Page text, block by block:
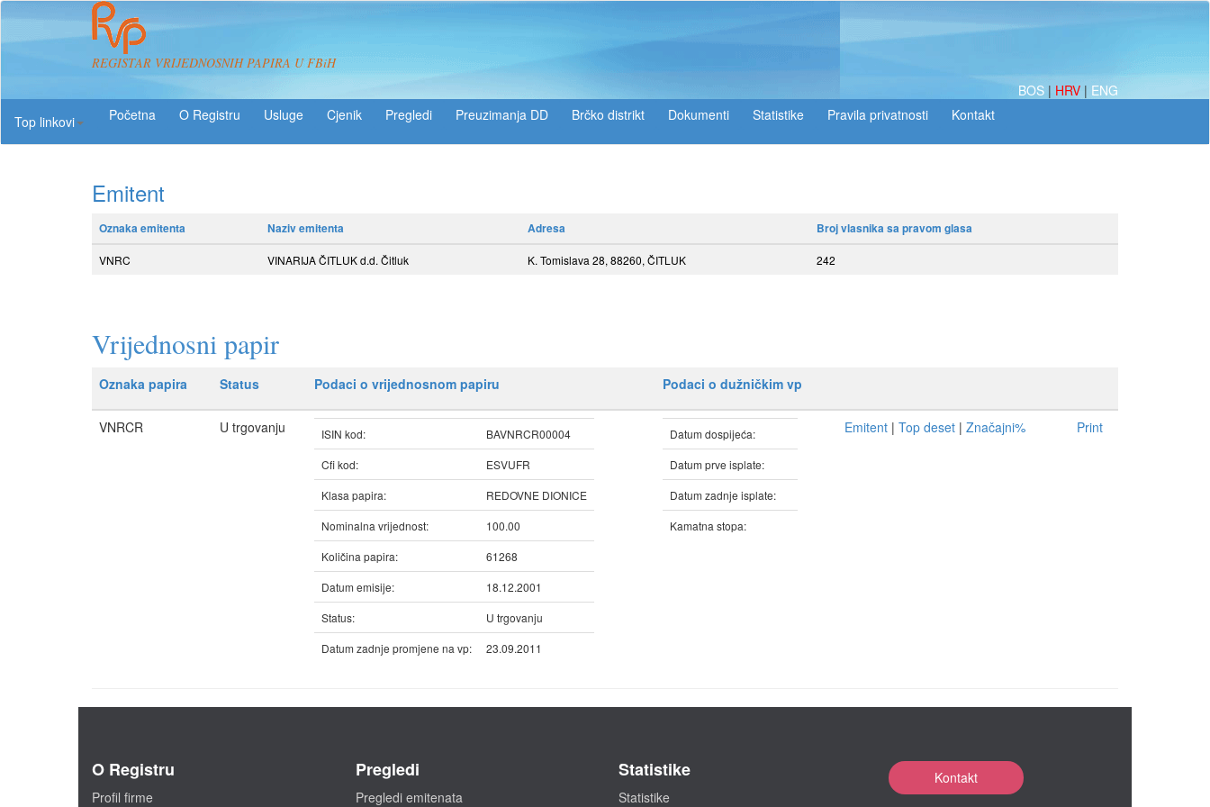
REGISTAR VRIJEDNOSNIH PAPIRA U FBiH
BOS | HRV | ENG
Top linkovi
O Registru Usluge Pregledi Preuzimanja DD Brčko distrikt Dokumenti Statistike
Emitent
Oznaka emitenta Naziv emitenta Adresa Broj vlasnika sa pravom glasa
VNRC VINARIJA ČITLUK d.d. Čitluk K. Tomislava 28, 88260, ČITLUK 242
Vrijednosni papir
Oznaka papira Status Podaci o vrijednosnom papiru Podaci o dužničkim vp
VNRCR U trgovanju ISIN kod:
BAVNRCR00004
Cfi kod:
ESVUFR
Klasa papira:
REDOVNE DIONICE
Nominalna vrijednost:
100.00
Količina papira:
61268
Datum emisije:
18.12.2001
Status:
U trgovanju
Datum zadnje promjene na vp:
23.09.2011
Datum dospijeća:
Datum prve isplate:
Datum zadnje isplate:
Kamatna stopa:
Emitent | Top deset | Značajni% Print
O Registru
Profil firme
Pregledi
Pregledi emitenata
Statistike
Statistike
Kontakt